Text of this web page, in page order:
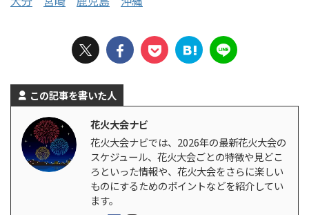
この記事を書いた人
花火大会ナビ
花火大会ナビでは、2026年の最新花火大会の
スケジュール、花火大会ごとの特徴や見どこ
ろといった情報や、花火大会をさらに楽しい
ものにするためのポイントなどを紹介してい
ます。